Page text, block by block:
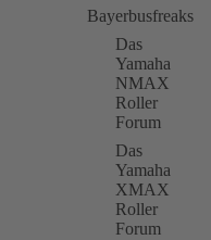
Bayerbusfreaks
Das
Yamaha
NMAX
Roller
Forum
Das
Yamaha
XMAX
Roller
Forum